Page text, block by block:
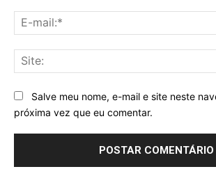
Salve meu nome, e-mail e site neste
próxima vez que eu comentar.